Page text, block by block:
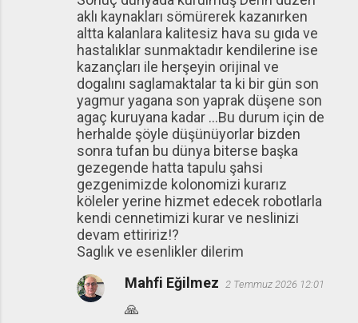
aklı kaynakları sömürerek kazanırken
altta kalanlara kalitesiz hava su gıda ve
hastalıklar sunmaktadır kendilerine ise
kazançları ile herşeyin orijinal ve
dogalını saglamaktalar ta ki bir gün son
yagmur yagana son yaprak düşene son
agaç kuruyana kadar ...Bu durum için de
herhalde şöyle düşünüyorlar bizden
sonra tufan bu dünya biterse başka
gezegende hatta tapulu şahsi
gezgenimizde kolonomizi kurarız
köleler yerine hizmet edecek robotlarla
kendi cennetimizi kurar ve neslinizi
devam ettiririz!?
Saglık ve esenlikler dilerim
Mahfi Eğilmez 2 Temmuz 2026 12:01
🙏